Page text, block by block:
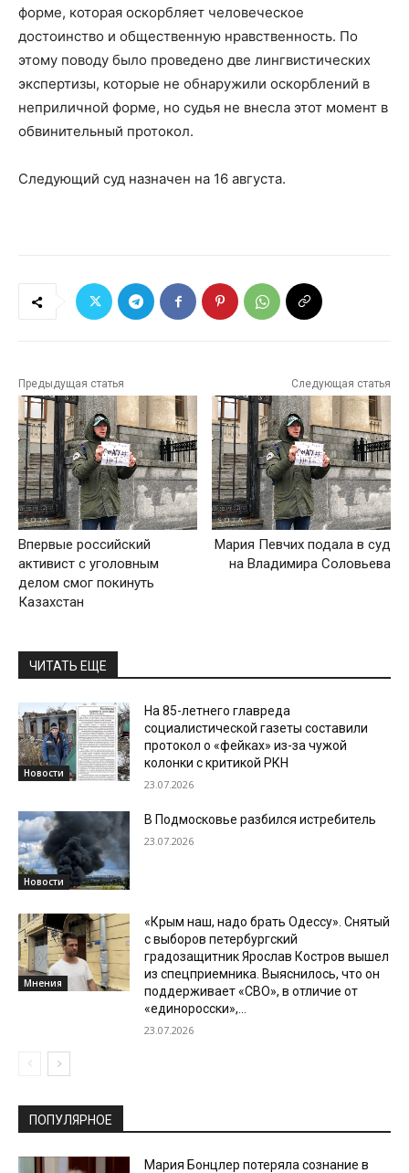
форме, которая оскорбляет человеческое
достоинство и общественную нравственность. По
этому поводу было проведено две лингвистических
экспертизы, которые не обнаружили оскорблений в
неприличной форме, но судья не внесла этот момент в
обвинительный протокол.
Следующий суд назначен на 16 августа.
Предыдущая статья
Впервые российский
активист с уголовным
делом смог покинуть
Казахстан
Следующая статья
Мария Певчих подала в суд
на Владимира Соловьева
ЧИТАТЬ ЕЩЕ
Новости
На 85-летнего главреда
социалистической газеты составили
протокол о «фейках» из-за чужой
колонки с критикой РКН
23.07.2026
Новости
В Подмосковье разбился истребитель
23.07.2026
Мнения
«Крым наш, надо брать Одессу». Снятый
с выборов петербургский
градозащитник Ярослав Костров вышел
из спецприемника. Выяснилось, что он
поддерживает «СВО», в отличие от
«единоросски»,...
23.07.2026
ПОПУЛЯРНОЕ
Мария Бонцлер потеряла сознание в